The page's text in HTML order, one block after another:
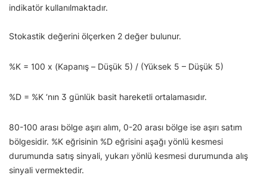
indikatör kullanılmaktadır.
Stokastik değerini ölçerken 2 değer bulunur.
%K = 100 x (Kapanış – Düşük 5) / (Yüksek 5 – Düşük 5)
%D = %K ‘nın 3 günlük basit hareketli ortalamasıdır.
80-100 arası bölge aşırı alım, 0-20 arası bölge ise aşırı satım
bölgesidir. %K eğrisinin %D eğrisini aşağı yönlü kesmesi
durumunda satış sinyali, yukarı yönlü kesmesi durumunda alış
sinyali vermektedir.